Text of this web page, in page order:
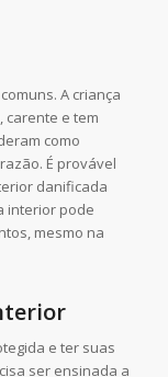
A criança
carente e tem
como
É provável
danificada
interior pode
mesmo na
e ter suas
ser ensinada a